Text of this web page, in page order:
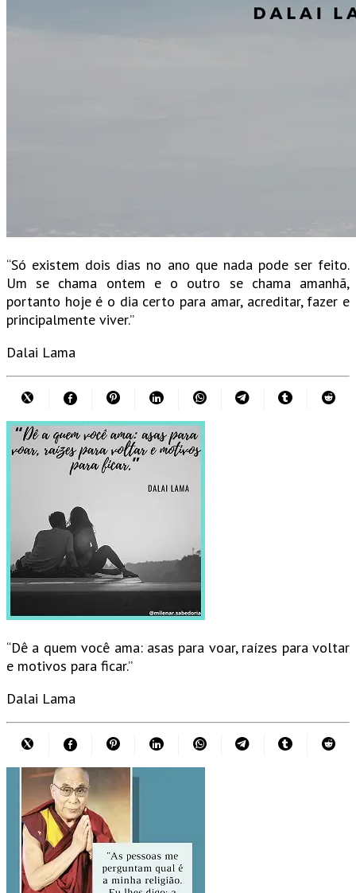
“Só existem dois dias no ano que nada pode ser feito.
Um se chama ontem e o outro se chama amanhã,
portanto hoje é o dia certo para amar, acreditar, fazer e
principalmente viver.”
Dalai Lama
“Dê a quem você ama: asas para voar, raízes para voltar
e motivos para ficar.”
Dalai Lama